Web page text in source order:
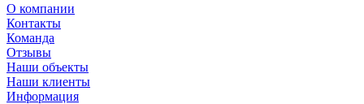
О компании
Контакты
Команда
Отзывы
Наши объекты
Наши клиенты
Информация